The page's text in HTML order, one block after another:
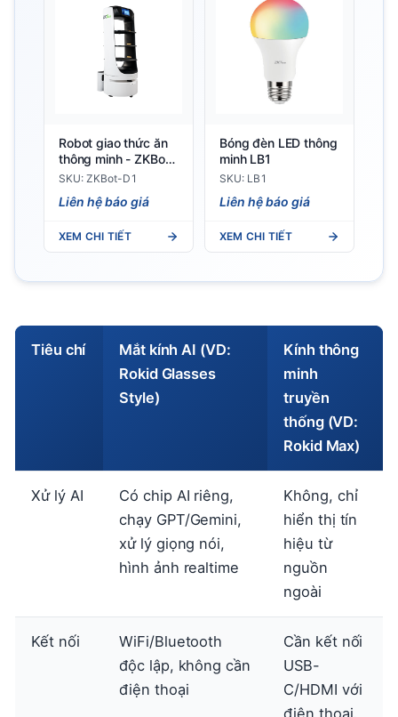
Robot giao thức ăn
thông minh - ZKBot-
D1
SKU: ZKBot-D1
Liên hệ báo giá
XEM CHI TIẾT
Bóng đèn LED thông
minh LB1
SKU: LB1
Liên hệ báo giá
XEM CHI TIẾT
Tiêu chí
Mắt kính AI (VD:
Rokid Glasses
Style)
Kính thông
minh
truyền
thống (VD:
Rokid Max)
Xử lý AI
Có chip AI riêng,
chạy GPT/Gemini,
xử lý giọng nói,
hình ảnh realtime
Không, chỉ
hiển thị tín
hiệu từ
nguồn
ngoài
Kết nối
WiFi/Bluetooth
độc lập, không cần
điện thoại
Cần kết nối
USB-
C/HDMI với
điện thoại,